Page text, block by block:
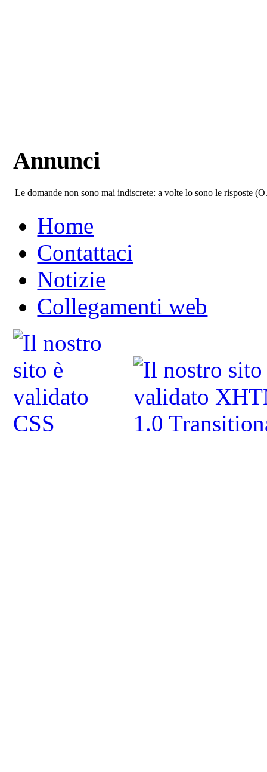
Annunci
Le domande non sono mai indiscrete: a volte lo sono le risposte
Home
Contattaci
Notizie
Collegamenti web